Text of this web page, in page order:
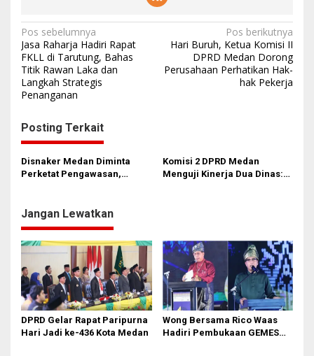
N
a
v
i
a
s
i
o
s
Pos sebelumnya
Jasa Raharja Hadiri Rapat
FKLL di Tarutung, Bahas
Titik Rawan Laka dan
Langkah Strategis
Penanganan
Pos berikutnya
Hari Buruh, Ketua Komisi II
DPRD Medan Dorong
Perusahaan Perhatikan Hak-
hak Pekerja
Posting Terkait
Disnaker Medan Diminta
Perketat Pengawasan,
Komisi 2 DPRD Medan
Menguji Kinerja Dua Dinas:
Jangan Lewatkan
DPRD Gelar Rapat Paripurna
Hari Jadi ke-436 Kota Medan
Wong Bersama Rico Waas
Hadiri Pembukaan GEMES